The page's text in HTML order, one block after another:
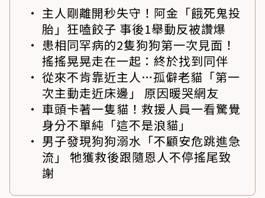
主人剛離開秒失守！阿金「餓死鬼投
胎」狂嗑餃子 事後1舉動反被讚爆
患相同罕病的2隻狗狗第一次見面！
搖搖晃晃走在一起：終於找到同伴
從來不肯靠近主人…孤僻老貓「第一
次主動走近床邊」 原因暖哭網友
車頭卡著一隻貓！救援人員一看驚覺
身分不單純「這不是浪貓」
男子發現狗狗溺水「不顧安危跳進急
流」 牠獲救後跟隨恩人不停搖尾致
謝